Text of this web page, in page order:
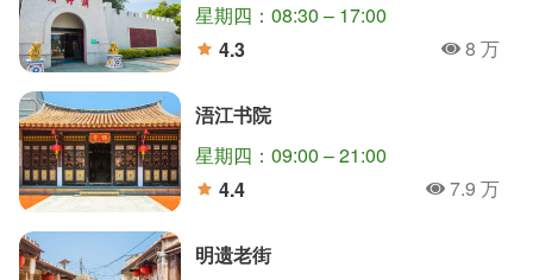
星期四：08:30 – 17:00
4.3
人氣8 万
浯江书院
星期四：09:00 – 21:00
4.4
人氣7.9 万
明遗老街